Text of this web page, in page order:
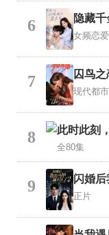
6 隐藏
女频恋爱
7 囚鸟之
现代都市
8 此时此刻
全80集
9 闪婚
正片